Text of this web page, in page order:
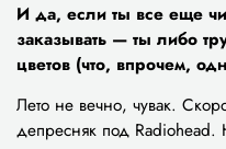
И да, если ты все еще
заказывать — ты либо
цветов (что, впрочем,
Лето не вечно, чувак.
депресняк под Radiohead.